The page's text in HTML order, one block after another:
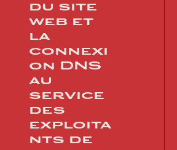
du site
web et
la
connexi
on DNS
au
service
des
exploita
nts de